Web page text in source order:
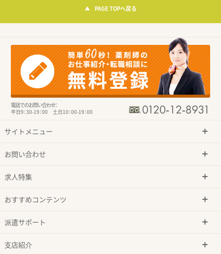
PAGE TOPへ戻る
電話でのお問い合わせ：
平日9：30-19：00 土日10：00-19：00
サイトメニュー
お問い合わせ
求人特集
おすすめコンテンツ
派遣サポート
支店紹介